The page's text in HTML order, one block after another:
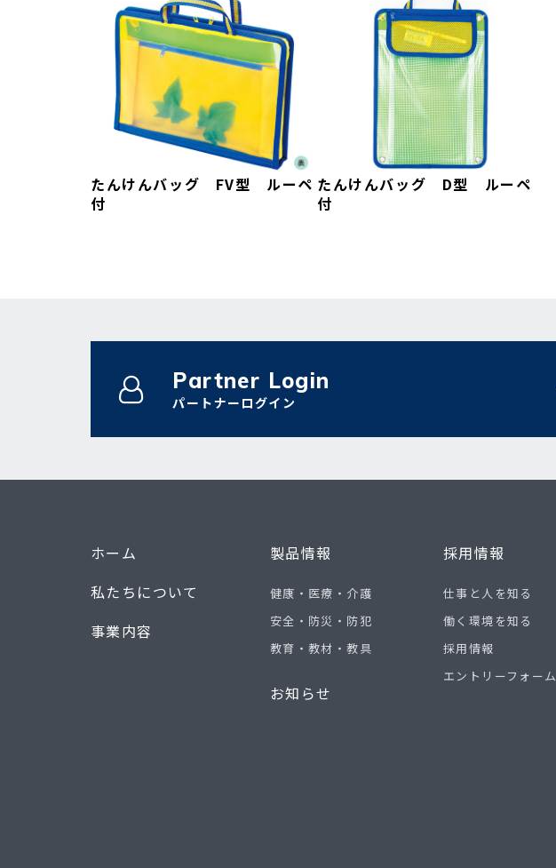
たんけんバッグ FV型 ルーペ
付
たんけんバッグ D型 ルーペ
付
Partner Login
パートナーログイン
ホーム
私たちについて
事業内容
製品情報
健康・医療・介護
安全・防災・防犯
教育・教材・教具
お知らせ
採用情報
仕事と人を知る
働く環境を知る
採用情報
エントリーフォーム